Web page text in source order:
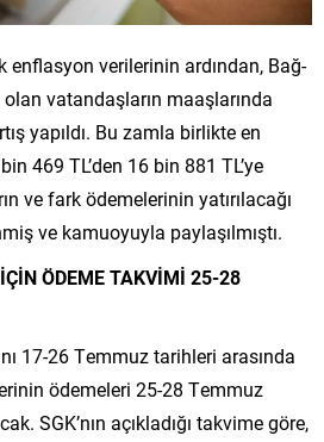
enflasyon verilerinin ardından, Bağ-
vatandaşların maaşlarında
yapıldı. Bu zamla birlikte en
bin 469 TL’den 16 bin 881 TL’ye
ve farködemelerinin yatırılacağı
ş ve kamuoyuyla paylaşılmıştı.
İÇİNÖDEME TAKVİMİ 25-28
17-26 Temmuz tarihleri arasında
ödemeleri 25-28 Temmuz
SGK’nın açıkladığı takvime göre,